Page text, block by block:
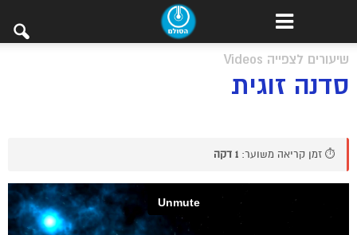
שיעורים לצפייה Videos
סדנה זוגית
⏱️ זמן קריאה משוער: 1 דקה